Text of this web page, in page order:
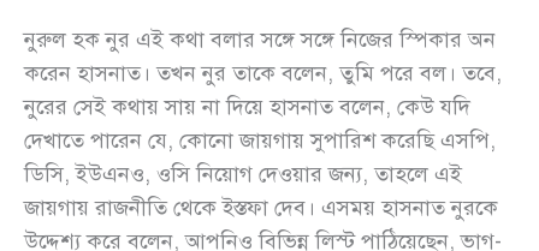
নুরুল হক নুর এই কথা বলার সঙ্গে সঙ্গে নিজের স্পিকার অন
করেন হাসনাত। তখন নুর তাকে বলেন, তুমি পরে বল। তবে,
নুরের সেই কথায় সায় না দিয়ে হাসনাত বলেন, কেউ যদি
দেখাতে পারেন যে, কোনো জায়গায় সুপারিশ করেছি এসপি,
ডিসি, ইউএনও, ওসি নিয়োগ দেওয়ার জন্য, তাহলে এই
জায়গায় রাজনীতি থেকে ইস্তফা দেব। এসময় হাসনাত নুরকে
উদ্দেশ্য করে বলেন, আপনিও বিভিন্ন লিস্ট পাঠিয়েছেন, ভাগ-